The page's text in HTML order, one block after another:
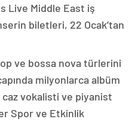
Live Middle East iş
biletleri, 22 Ocak’tan
ve bossa nova türlerini
milyonlarca albüm
caz vokalisti ve piyanist
Spor ve Etkinlik